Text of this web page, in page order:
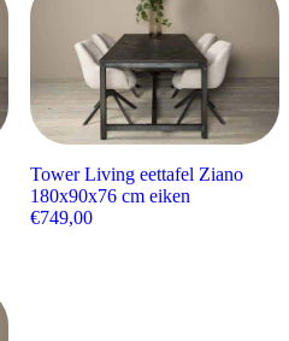
Tower Living eettafel Ziano
180x90x76 cm eiken
€749,00